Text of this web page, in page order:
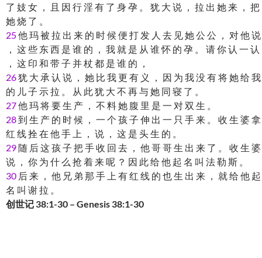
了 妓 女 ， 且 因 行 淫 有 了 身 孕 。 犹 大 说 ， 拉 出 她 来 ， 把
她 烧 了 。
25他 玛 被 拉 出 来 的 时 候 便 打 发 人 去 见 她 公 公 ， 对 他 说
， 这 些 东 西 是 谁 的 ， 我 就 是 从 谁 怀 的 孕 。 请 你 认 一 认
， 这 印 和 带 子 并 杖 都 是 谁 的 ，
26犹 大 承 认 说 ， 她 比 我 更 有 义 ， 因 为 我 没 有 将 她 给 我
的 儿 子 示 拉 。 从 此 犹 大 不 再 与 她 同 寝 了 。
27他 玛 将 要 生 产 ， 不 料 她 腹 里 是 一 对 双 生 。
28到 生 产 的 时 候 ， 一 个 孩 子 伸 出 一 只 手 来 。 收 生 婆 拿
红 线 拴 在 他 手 上 ， 说 ， 这 是 头 生 的 。
29随 后 这 孩 子 把 手 收 回 去 ， 他 哥 哥 生 出 来 了 。 收 生 婆
说 ， 你 为 什 么 抢 着 来 呢 ？ 因 此 给 他 起 名 叫 法 勒 斯 。
30 后 来 ， 他 兄 弟 那 手 上 有 红 线 的 也 生 出 来 ， 就 给 他 起
名 叫 谢 拉 。
创世记 38:1-30 – Genesis 38:1-30